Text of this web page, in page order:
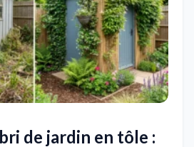
de jardin en tôle :